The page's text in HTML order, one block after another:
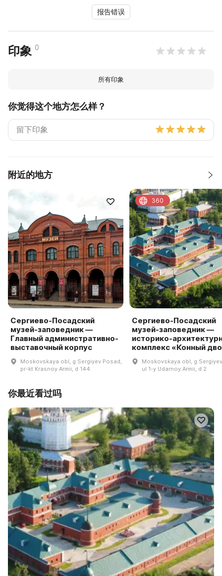
报告错误
印象 0
所有印象
你觉得这个地方怎么样？
附近的地方
Сергиево-Посадский
музей-заповедник —
Главный административно-
выставочный корпус
Moskovskaya obl, g Sergiyev Posad,
pr-kt Krasnoy Armii, d 144
Сергиево-Посадский
музей-заповедник —
историко-
комплекс «Конный
Moskovskaya obl, g
ul 1-y Udarnoy Armii, d 2
360
你最近看过吗